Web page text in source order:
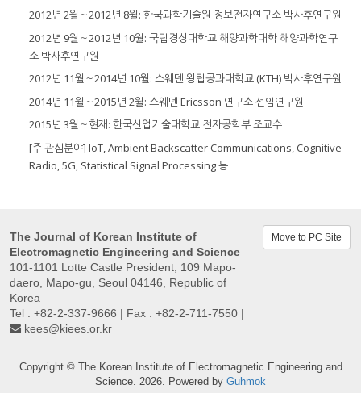
2012년 2월～2012년 8월: 한국과학기술원 정보전자연구소 박사후연구원
2012년 9월～2012년 10월: 국립경상대학교 해양과학대학 해양과학연구
소 박사후연구원
2012년 11월～2014년 10월: 스웨덴 왕립공과대학교 (KTH) 박사후연구원
2014년 11월～2015년 2월: 스웨덴 Ericsson 연구소 선임연구원
2015년 3월～현재: 한국산업기술대학교 전자공학부 조교수
[주 관심분야] IoT, Ambient Backscatter Communications, Cognitive
Radio, 5G, Statistical Signal Processing 등
The Journal of Korean Institute of
Electromagnetic Engineering and Science
101-1101 Lotte Castle President, 109 Mapo-
daero, Mapo-gu, Seoul 04146, Republic of
Korea
Tel : +82-2-337-9666 | Fax : +82-2-711-7550 |
kees@kiees.or.kr
Move to PC Site
Copyright © The Korean Institute of Electromagnetic Engineering and
Science. 2026. Powered by Guhmok